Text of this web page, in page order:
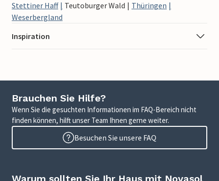
Stettiner Haff
Teutoburger Wald
Thüringen
Weserbergland
Inspiration
Brauchen Sie Hilfe?
Wenn Sie die gesuchten Informationen im FAQ-Bereich nicht
finden können, hilft unser Team Ihnen gerne weiter.
Besuchen Sie unsere FAQ
Warum sollten Sie Ihr Haus mit Novasol